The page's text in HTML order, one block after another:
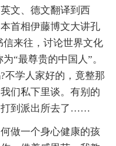
文、德文翻译到西
首相伊藤博文大讲孔
来往，讨论世界文化
“最尊贵的中国人”。
不学人家好的，竟整那
们私下里谈。有别的
打到派出所去了……
做一个身心健康的孩